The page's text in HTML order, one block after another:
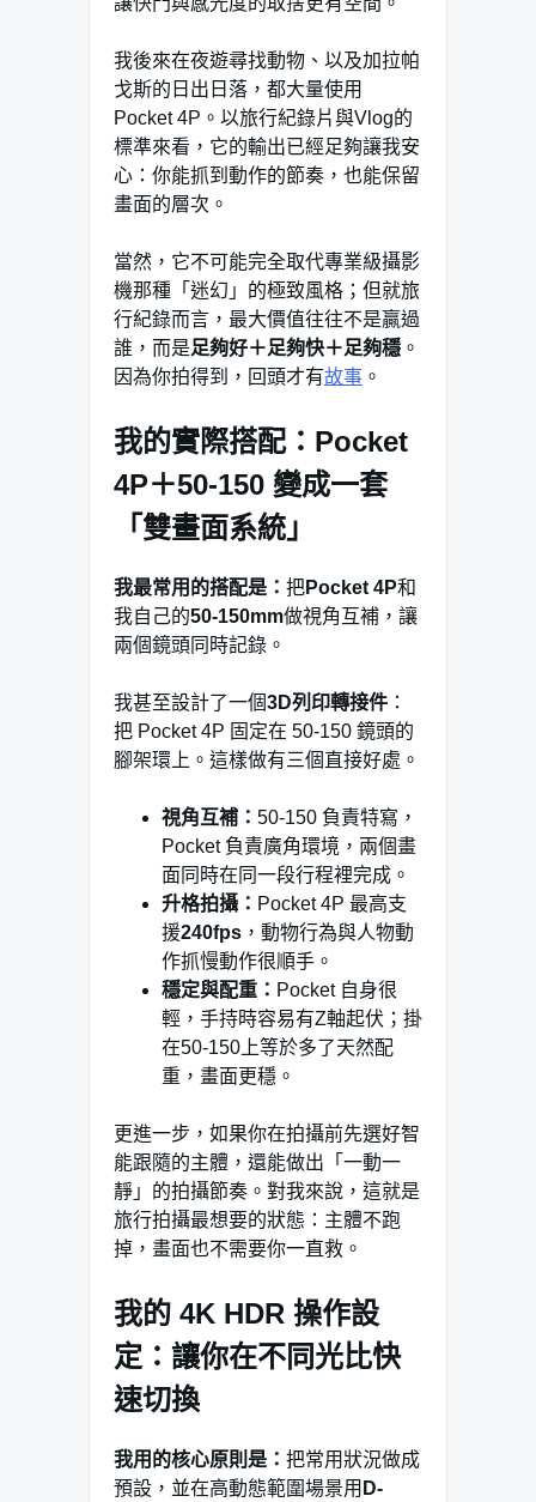
我後來在夜遊尋找動物、以及加拉帕
戈斯的日出日落，都大量使用
Pocket 4P。以旅行紀錄片與Vlog的
標準來看，它的輸出已經足夠讓我安
心：你能抓到動作的節奏，也能保留
畫面的層次。
當然，它不可能完全取代專業級攝影
機那種「迷幻」的極致風格；但就旅
行紀錄而言，最大價值往往不是贏過
誰，而是足夠好＋足夠快＋足夠穩 。
因為你拍得到，回頭才有故事 。
我的實際搭配：Pocket
4P＋50-150 變成一套
「雙畫面系統」
我最常用的搭配是： 把Pocket 4P和
我自己的50-150mm做視角互補，讓
兩個鏡頭同時記錄。
我甚至設計了一個3D列印轉接件 ：
把 Pocket 4P 固定在 50-150 鏡頭的
腳架環上。這樣做有三個直接好處。
視角互補： 50-150 負責特寫，
Pocket 負責廣角環境，兩個畫
面同時在同一段行程裡完成。
升格拍攝： Pocket 4P 最高支
援240fps ，動物行為與人物動
作抓慢動作很順手。
穩定與配重： Pocket 自身很
輕，手持時容易有Z軸起伏；掛
在50-150上等於多了天然配
重，畫面更穩。
更進一步，如果你在拍攝前先選好智
能跟隨的主體，還能做出「一動一
靜」的拍攝節奏。對我來說，這就是
旅行拍攝最想要的狀態：主體不跑
掉，畫面也不需要你一直救。
我的 4K HDR 操作設
定：讓你在不同光比快
速切換
我用的核心原則是： 把常用狀況做成
預設，並在高動態範圍場景用 D-